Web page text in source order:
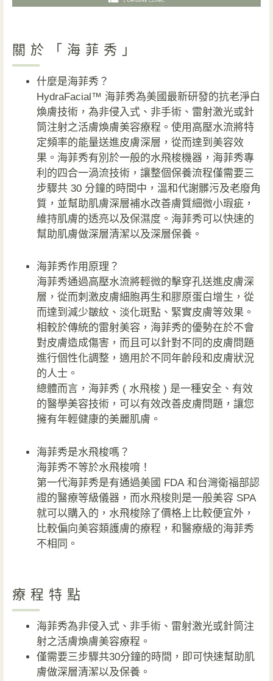
關於「海菲秀」
什麼是海菲秀？
HydraFacial™ 海菲秀為美國最新研發的抗老淨白
煥膚技術，為非侵入式、非手術、雷射激光或針
筒注射之活膚煥膚美容療程。使用高壓水流將特
定頻率的能量送進皮膚深層，從而達到美容效
果。海菲秀有別於一般的水飛梭機器，海菲秀專
利的四合一渦流技術，讓整個保養流程僅需要三
步驟共 30 分鐘的時間中，溫和代謝髒污及老廢角
質，並幫助肌膚深層補水改善膚質細微小瑕疵，
維持肌膚的透亮以及保濕度。海菲秀可以快速的
幫助肌膚做深層清潔以及深層保養。
海菲秀作用原理？
海菲秀通過高壓水流將輕微的擊穿孔送進皮膚深
層，從而刺激皮膚細胞再生和膠原蛋白增生，從
而達到減少皺紋、淡化斑點、緊實皮膚等效果。
相較於傳統的雷射美容，海菲秀的優勢在於不會
對皮膚造成傷害，而且可以針對不同的皮膚問題
進行個性化調整，適用於不同年齡段和皮膚狀況
的人士。
總體而言，海菲秀 ( 水飛梭 ) 是一種安全、有效
的醫學美容技術，可以有效改善皮膚問題，讓您
擁有年輕健康的美麗肌膚。
海菲秀是水飛梭嗎？
海菲秀不等於水飛梭唷！
第一代海菲秀是有通過美國 FDA 和台灣衛福部認
證的醫療等級儀器，而水飛梭則是一般美容 SPA
就可以購入的，水飛梭除了價格上比較便宜外，
比較偏向美容類護膚的療程，和醫療級的海菲秀
不相同。
療程特點
海菲秀為非侵入式、非手術、雷射激光或針筒注
射之活膚煥膚美容療程。
僅需要三步驟共30分鐘的時間，即可快速幫助肌
膚做深層清潔以及保養。